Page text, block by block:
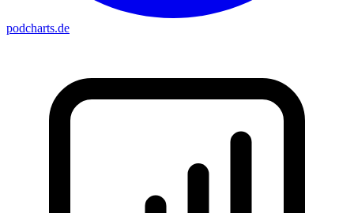
podcharts.de